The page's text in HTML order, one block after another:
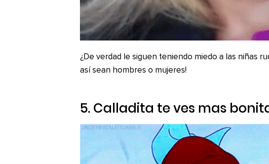
¿De verdad le siguen teniendo miedo a las niñas
así sean hombres o mujeres!
5. Calladita te ves mas